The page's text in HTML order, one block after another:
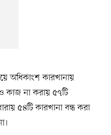
অধিকাংশ কারখানায়
কাজ না করায় ৫৭টি
৫৪টি কারখানা বন্ধ করা